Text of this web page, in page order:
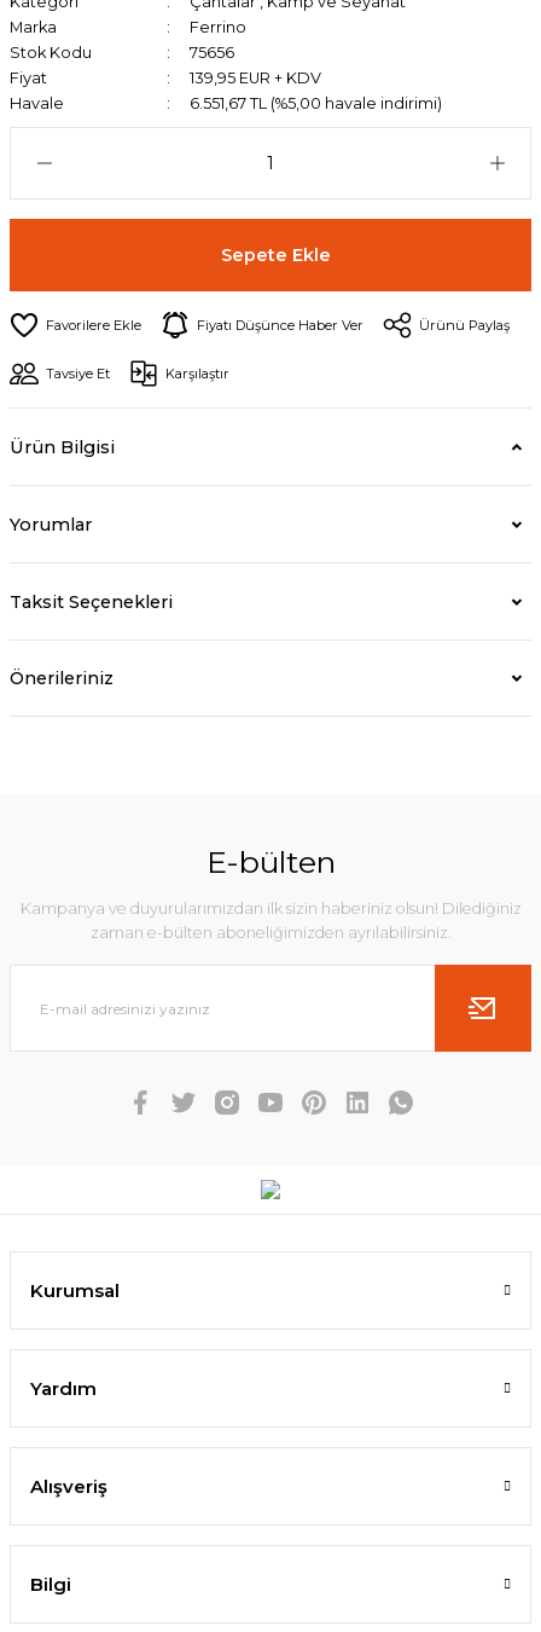
Marka
Ferrino
Stok Kodu
75656
Fiyat
139,95 EUR + KDV
Havale
6.551,67 TL (%5,00 havale indirimi)
Sepete Ekle
Fiyatı Düşünce Haber Ver Ürünü Paylaş
Tavsiye Et Karşılaştır
Ürün Bilgisi
Yorumlar
Taksit Seçenekleri
Önerileriniz
E-bülten
Kampanya ve duyurularımızdan ilk sizin haberiniz olsun! Dilediğiniz
zaman e-bülten aboneliğimizden ayrılabilirsiniz.
Kurumsal
Yardım
Alışveriş
Bilgi